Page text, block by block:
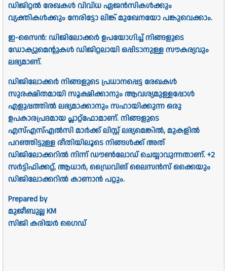
ഡിജിറ്റൽ രേഖകൾ വിവിധ ഏജൻസികൾക്കും
വ്യക്തികൾക്കും നേരിട്ടോ ലിങ്ക് മുഖേനയോ പങ്കുവെക്കാം.
ഇ-സൈൻ: ഡിജിലോക്കർ ഉപയോഗിച്ച് നിങ്ങളുടെ
ഡോക്യുമെന്റുകൾ ഡിജിറ്റലായി ഒപ്പിടാനുള്ള സൗകര്യവും
ലഭ്യമാണ്.
ഡിജിലോക്കർ നിങ്ങളുടെ പ്രധാനപ്പെട്ട രേഖകൾ
സുരക്ഷിതമായി സൂക്ഷിക്കാനും ആവശ്യമുള്ളപ്പോൾ
എളുപ്പത്തിൽ ലഭ്യമാക്കാനും സഹായിക്കുന്ന ഒരു
ഉപകാരപ്രദമായ പ്ലാറ്റ്ഫോമാണ്. നിങ്ങളുടെ
എസ്എസ്എൽസി മാർക്ക് ലിസ്റ്റ് ലഭ്യമെങ്കിൽ, മുകളിൽ
പറഞ്ഞിട്ടുള്ള രീതിയിലൂടെ നിങ്ങൾക്ക് അത്
ഡിജിലോക്കറിൽ നിന്ന് ഡൗൺലോഡ് ചെയ്യാവുന്നതാണ്. +2
സർട്ടിഫിക്കറ്റ്, ആധാർ, ഡ്രൈവിങ് ലൈസൻസ് ഒക്കെയും
ഡിജിലോക്കറിൽ കാണാൻ പറ്റും.
Prepared by
മുജീബുല്ല KM
സിജി കരിയർ ഗൈഡ്